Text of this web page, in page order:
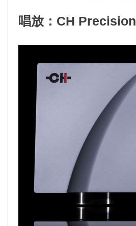
唱放：CH Precision